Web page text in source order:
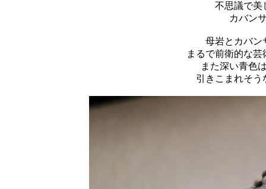
不思議で美
カバン
母岩とカバン
まるで前衛的な
また深い青色
引きこまれそう